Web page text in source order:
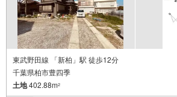
東武野田線 「新柏」駅 徒歩12分
千葉県柏市豊四季
土地402.88m2